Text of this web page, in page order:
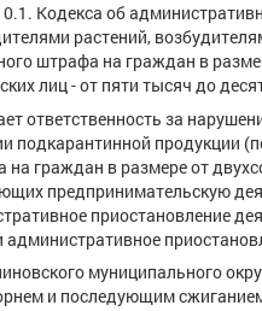
Кодекса об
растений,
штрафа на граждан в
лиц - от пяти тысяч до
ответственность за
подкарантинной продукции
граждан в размере от
предпринимательскую
приостановление
муниципального
и последующим